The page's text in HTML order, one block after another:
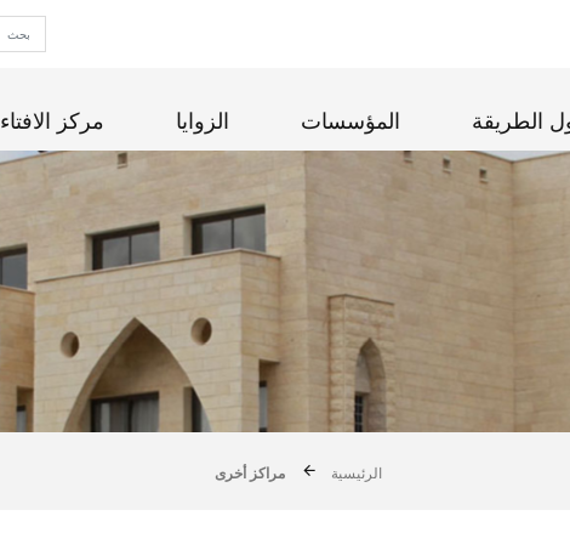
الطريقة المؤسسات الزوايا مركز الافتاء
الرئيسية مراكز أخرى